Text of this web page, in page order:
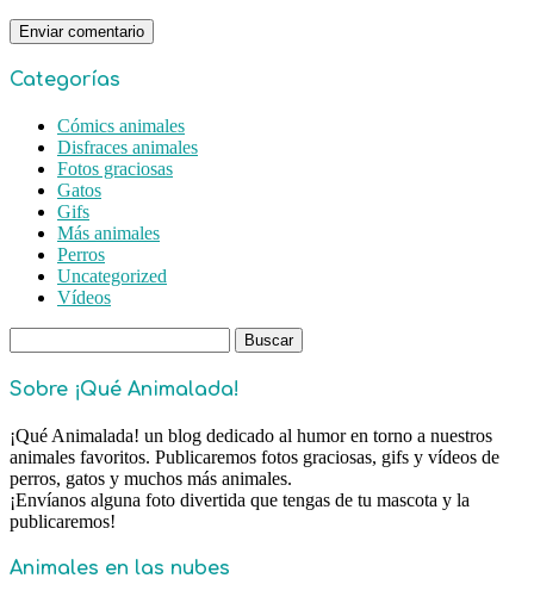
Categorías
Cómics animales
Disfraces animales
Fotos graciosas
Gatos
Gifs
Más animales
Perros
Uncategorized
Vídeos
Sobre ¡Qué Animalada!
¡Qué Animalada! un blog dedicado al humor en torno a nuestros
animales favoritos. Publicaremos fotos graciosas, gifs y vídeos de
perros, gatos y muchos más animales.
¡Envíanos alguna foto divertida que tengas de tu mascota y la
publicaremos!
Animales en las nubes